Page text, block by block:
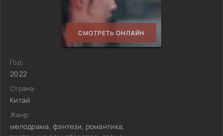
СМОТРЕТЬ ОНЛАЙН
Год:
2022
Страна:
Китай
Жанр:
мелодрама, фэнтези, романтика,